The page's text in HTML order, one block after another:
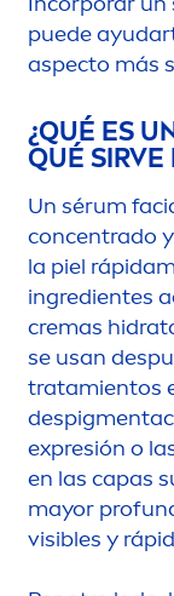
puede
aspecto más
¿QUÉ ES
QUÉ SIRVE
Un sérum
concentrado
la piel rápida
ingredientes
cremas
se usan
tratamientos
despigmen
expresión o
en las capas
mayor
visibles y